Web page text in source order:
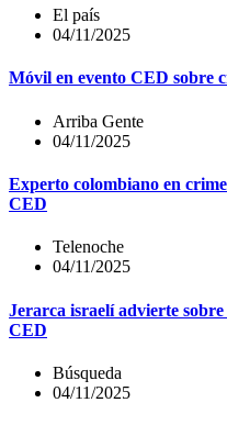
El país
04/11/2025
Móvil en evento CED sobre
Arriba Gente
04/11/2025
Experto colombiano en
CED
Telenoche
04/11/2025
Jerarca israelí advierte
CED
Búsqueda
04/11/2025